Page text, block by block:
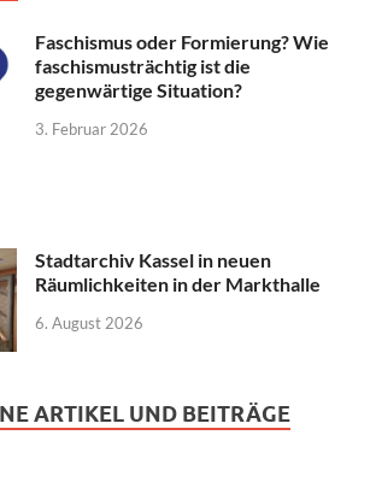
Faschismus oder Formierung? Wie
faschismusträchtig ist die
gegenwärtige Situation?
3. Februar 2026
Stadtarchiv Kassel in neuen
Räumlichkeiten in der Markthalle
6. August 2026
ARTIKEL UND BEITRÄGE